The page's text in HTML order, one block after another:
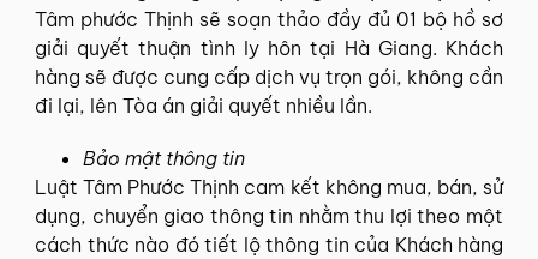
Tâm phước Thịnh sẽ soạn thảo đầy đủ 01 bộ hồ sơ
giải quyết thuận tình ly hôn tại Hà Giang. Khách
hàng sẽ được cung cấp dịch vụ trọn gói, không cần
đi lại, lên Tòa án giải quyết nhiều lần.
Bảo mật thông tin
Luật Tâm Phước Thịnh cam kết không mua, bán, sử
dụng, chuyển giao thông tin nhằm thu lợi theo một
cách thức nào đó tiết lộ thông tin của Khách hàng